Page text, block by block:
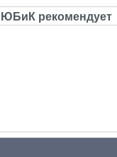
ЮБиК рекомендует